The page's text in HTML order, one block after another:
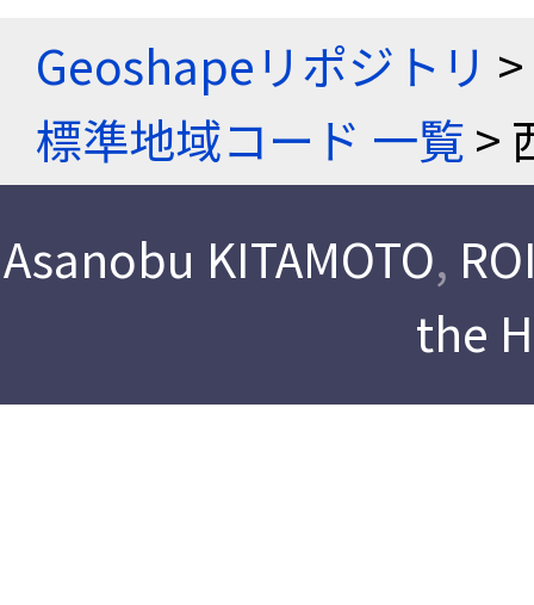
Geoshapeリポジトリ >
標準地域コード 一覧>
Asanobu KITAMOTO,
the